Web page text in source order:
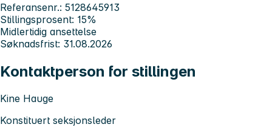
Referansenr.: 5128645913
Stillingsprosent: 15%
Midlertidig ansettelse
Søknadsfrist: 31.08.2026
Kontaktperson for stillingen
Kine Hauge
Konstituert seksjonsleder